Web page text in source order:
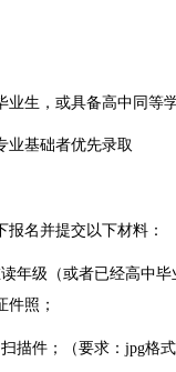
业生，或具备高中同等
业基础者优先录取
名并提交以下材料：
年级（或者已经高中
件照；
描件；（要求：jpg格